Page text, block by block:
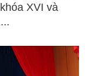
XVI và